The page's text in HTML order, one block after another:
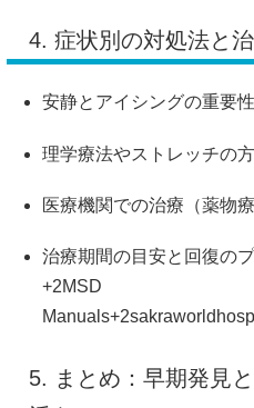
4. 症状別の対処法と
安静とアイシングの重要性
理学療法やストレッチの
医療機関での治療（薬物
治療期間の目安と回復の
+2MSD
Manuals+2
5. まとめ：早期発見